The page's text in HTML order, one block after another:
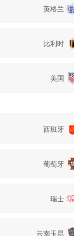
英格兰
比利时
美国
西班牙
葡萄牙
瑞士
云南玉昆